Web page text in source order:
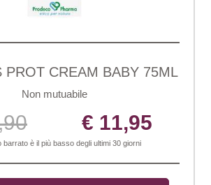
PROT CREAM BABY 75ML
Non mutuabile
€ 11,95
barrato è il più basso degli ultimi 30 giorni